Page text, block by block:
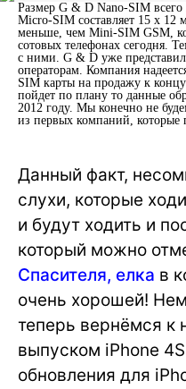
Размер G & D Nano-SIM
Micro-SIM составляет 15 х 12
меньше, чем Mini-SIM GSM,
сотовых телефонах сегодня.
с ними. G & D уже
операторам. Компания
SIM карты на продажу к концу
пойдет по плану то данные
2012 году. Мы конечно не
из первых компаний, которые
Данный факт,
слухи, которые
и будут ходить и
который можно
Спасителя, елка в
очень хорошей!
теперь вернёмся
выпуском iPhone
обновления для